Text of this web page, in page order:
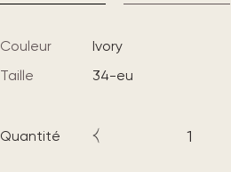
Couleur
ivory
Taille
34-eu
Quantité